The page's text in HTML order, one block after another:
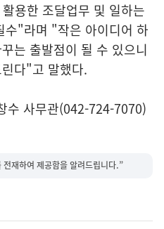
용한 조달업무 및 일하는
수"라며 "작은 아이디어 하
는 출발점이 될 수 있으니
다"고 말했다.
수 사무관(042-724-7070)
재하여 제공함을 알려드립니다.”